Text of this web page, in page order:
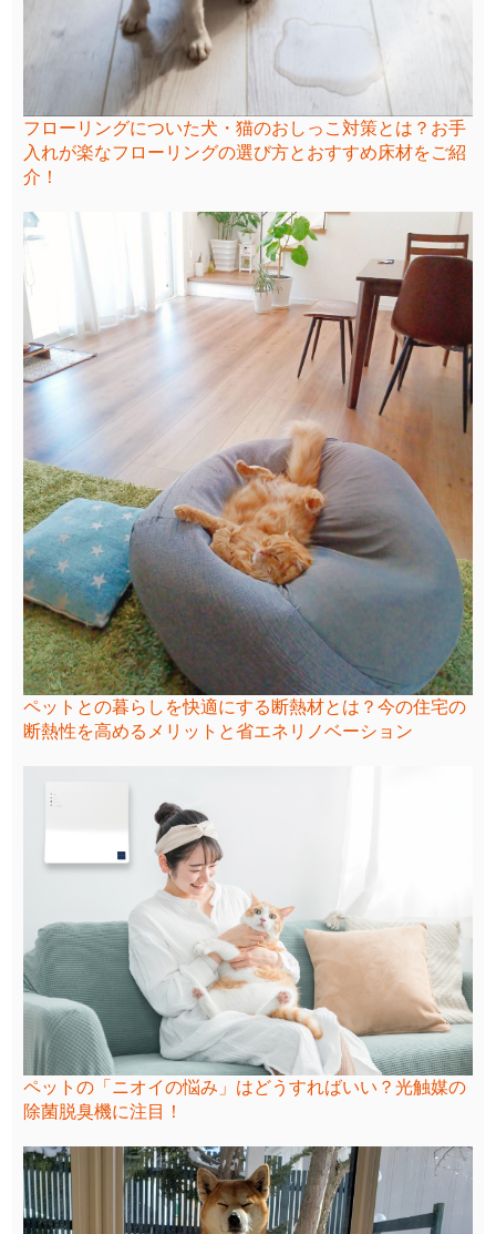
フローリングについた犬・猫のおしっこ対策とは？お手
入れが楽なフローリングの選び方とおすすめ床材をご紹
介！
ペットとの暮らしを快適にする断熱材とは？今の住宅の
断熱性を高めるメリットと省エネリノベーション
ペットの「ニオイの悩み」はどうすればいい？光触媒の
除菌脱臭機に注目！